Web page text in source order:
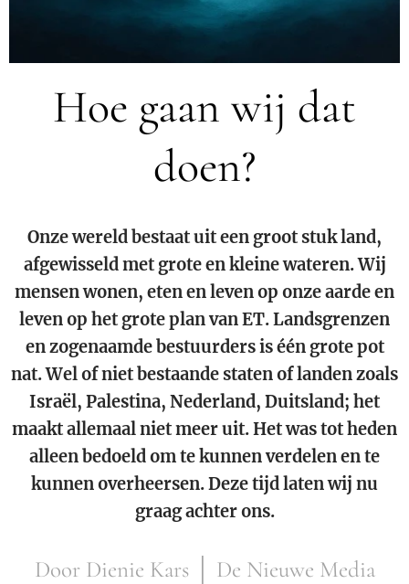
Hoe gaan wij dat
doen?
Onze wereld bestaat uit een groot stuk land,
afgewisseld met grote en kleine wateren. Wij
mensen wonen, eten en leven op onze aarde en
leven op het grote plan van ET. Landsgrenzen
en zogenaamde bestuurders is één grote pot
nat. Wel of niet bestaande staten of landen zoals
Israël, Palestina, Nederland, Duitsland; het
maakt allemaal niet meer uit. Het was tot heden
alleen bedoeld om te kunnen verdelen en te
kunnen overheersen. Deze tijd laten wij nu
graag achter ons.
Door Dienie Kars │ De Nieuwe Media